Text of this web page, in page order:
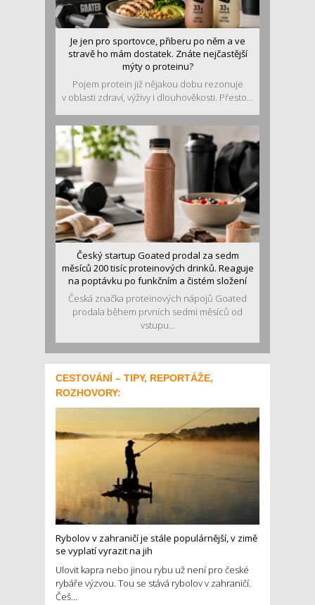
Je jen pro sportovce, přiberu po něm a ve
stravě ho mám dostatek. Znáte nejčastější
mýty o proteinu?
Pojem protein již nějakou dobu rezonuje
v oblasti zdraví, výživy i dlouhověkosti. Přesto...
Český startup Goated prodal za sedm
měsíců 200 tisíc proteinových drinků. Reaguje
na poptávku po funkčním a čistém složení
Česká značka proteinových nápojů Goated
prodala během prvních sedmi měsíců od
vstupu...
CESTOVÁNÍ – TIPY, REPORTÁŽE,
ROZHOVORY:
Rybolov v zahraničí je stále populárnější, v zimě
se vyplatí vyrazit na jih
Ulovit kapra nebo jinou rybu už není pro české
rybáře výzvou. Tou se stává rybolov v zahraničí.
Češ...